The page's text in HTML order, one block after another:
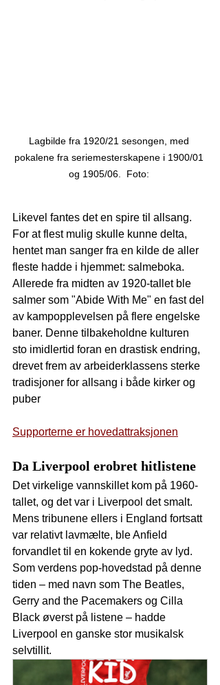
Lagbilde fra 1920/21 sesongen, med
pokalene fra seriemesterskapene i 1900/01
og 1905/06.  Foto:
Likevel fantes det en spire til allsang.
For at flest mulig skulle kunne delta,
hentet man sanger fra en kilde de aller
fleste hadde i hjemmet: salmeboka.
Allerede fra midten av 1920-tallet ble
salmer som "Abide With Me" en fast del
av kampopplevelsen på flere engelske
baner. Denne tilbakeholdne kulturen
sto imidlertid foran en drastisk endring,
drevet frem av arbeiderklassens sterke
tradisjoner for allsang i både kirker og
puber
Supporterne er hovedattraksjonen
Da Liverpool erobret hitlistene
Det virkelige vannskillet kom på 1960-
tallet, og det var i Liverpool det smalt.
Mens tribunene ellers i England fortsatt
var relativt lavmælte, ble Anfield
forvandlet til en kokende gryte av lyd.
Som verdens pop-hovedstad på denne
tiden – med navn som The Beatles,
Gerry and the Pacemakers og Cilla
Black øverst på listene – hadde
Liverpool en ganske stor musikalsk
selvtillit.